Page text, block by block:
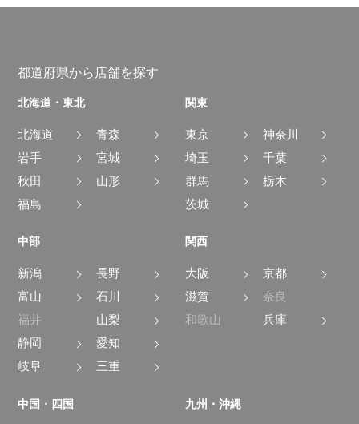
都道府県から店舗を探す
北海道・東北
北海道
青森
岩手
宮城
秋田
山形
福島
関東
東京
神奈川
埼玉
千葉
群馬
栃木
茨城
中部
新潟
長野
富山
石川
福井
山梨
静岡
愛知
岐阜
三重
関西
大阪
京都
滋賀
奈良
和歌山
兵庫
中国・四国 九州・沖縄